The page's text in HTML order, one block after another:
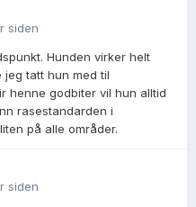
siden
Hunden virker helt
jeg tatt hun med til
henne godbiter vil hun alltid
rasestandarden i
på alle områder.
siden